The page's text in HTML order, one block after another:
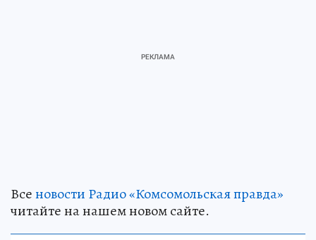
Всеновости Радио «Комсомольская правда»
читайте на нашем новом сайте.